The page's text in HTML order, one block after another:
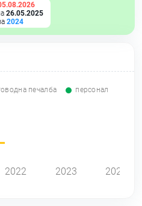
26.05.2025
2024
печалба персонал
2022 2023 2024